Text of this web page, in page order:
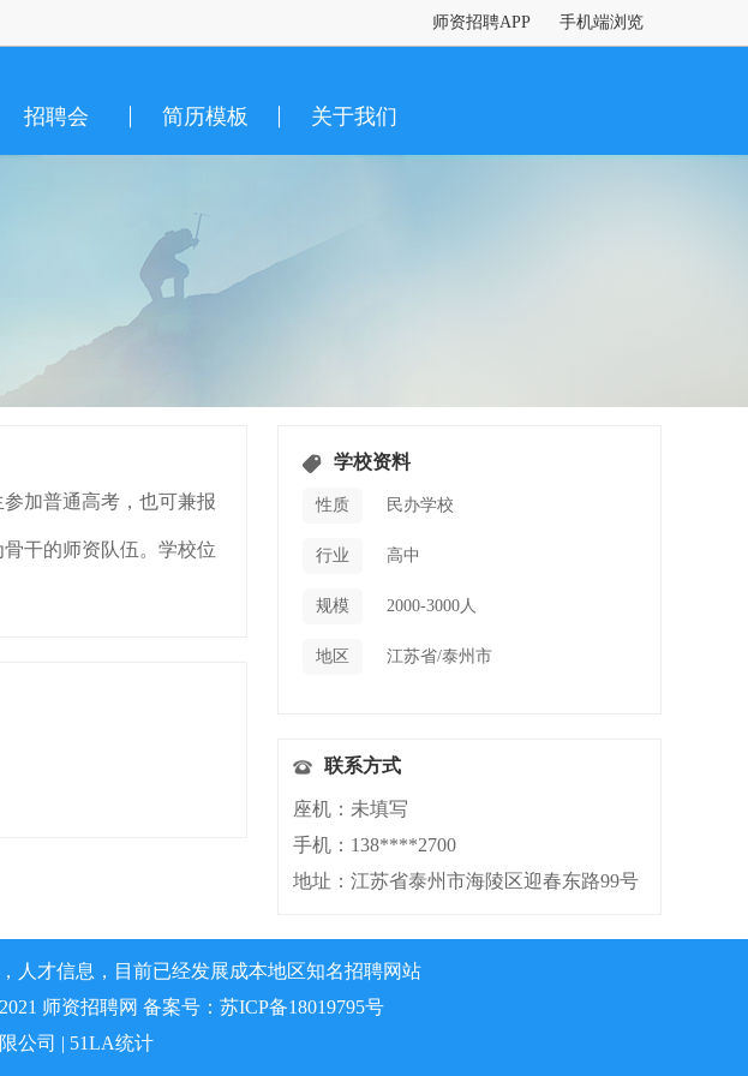
师资招聘APP 手机端浏览
招聘会 简历模板 关于我们
加普通高考，也可兼报
干的师资队伍。学校位
学校资料
性质 民办学校
行业 高中
规模 2000-3000人
地区 江苏省/泰州市
联系方式
座机：未填写
手机：138****2700
地址：江苏省泰州市海陵区迎春东路99号
人才信息，目前已经发展成本地区知名招聘网站
师资招聘网 备案号： 苏ICP备18019795号
公司 | 51LA统计